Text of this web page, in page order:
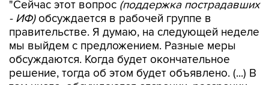
правительстве. Я думаю, на следующей неделе
мы выйдем с предложением. Разные меры
обсуждаются. Когда будет окончательное
решение, тогда об этом будет объявлено. (...) В
том числе, обсуждаются отсрочки, рассрочки
по налогам", - сказал он.